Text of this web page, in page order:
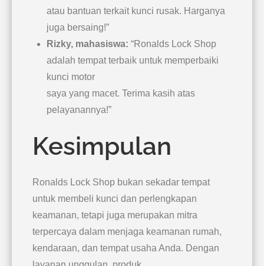
atau bantuan terkait kunci rusak. Harganya
juga bersaing!”
Rizky, mahasiswa: “Ronalds Lock Shop
adalah tempat terbaik untuk memperbaiki
kunci motor
saya yang macet. Terima kasih atas
pelayanannya!”
Kesimpulan
Ronalds Lock Shop bukan sekadar tempat
untuk membeli kunci dan perlengkapan
keamanan, tetapi juga merupakan mitra
terpercaya dalam menjaga keamanan rumah,
kendaraan, dan tempat usaha Anda. Dengan